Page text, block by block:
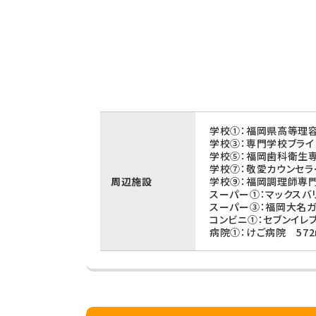
周辺施設
学校①：福岡県高等
学校③：専門学校ブラ
学校⑤：福岡歯科衛
学校⑦：敬愛カウン
学校⑨：福岡調理師
スーパー①：マックス
スーパー③：福岡大名
コンビニ①：セブンイ
病院①：けご病院